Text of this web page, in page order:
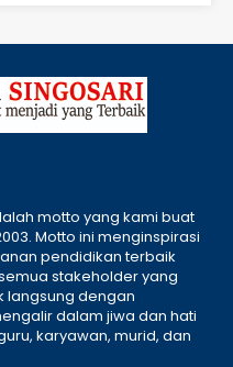
motto yang kami buat
Motto ini menginspirasi
pendidikan terbaik
stakeholder yang
langsung dengan
dalam jiwa dan hati
karyawan, murid, dan